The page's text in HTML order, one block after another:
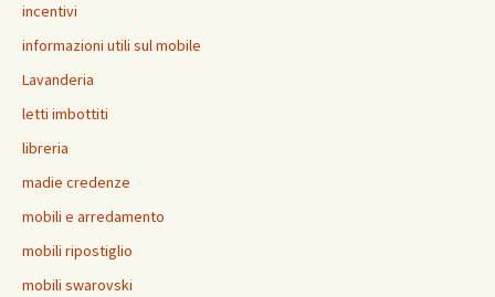
incentivi
informazioni utili sul mobile
Lavanderia
letti imbottiti
libreria
madie credenze
mobili e arredamento
mobili ripostiglio
mobili swarovski